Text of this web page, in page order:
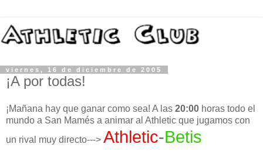
viernes, 16 de diciembre de 2005
¡A por todas!
¡Mañana hay que ganar como sea! A las 20:00 horas todo el
mundo a San Mamés a animar al Athletic que jugamos con
un rival muy directo---> Athletic-Betis